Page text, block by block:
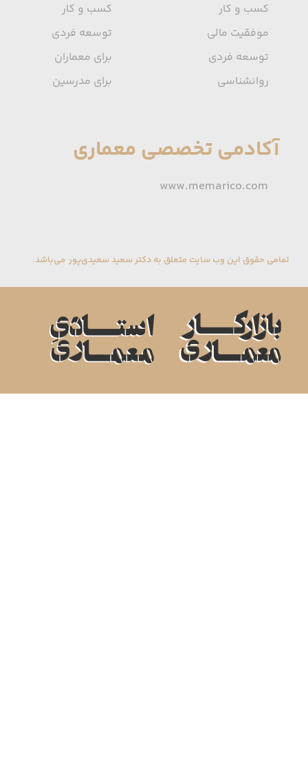
کسب و کار
موفقیت مالی
توسعه فردی
روانشناسی
آکادمی تخصصی معماری
www.memarico.com
تمامی حقوق این وب سایت متعلق به دکتر سعید سعیدی‌پور می‌باشد.
کسب و کار
توسعه فردی
برای معماران
برای مدرسین